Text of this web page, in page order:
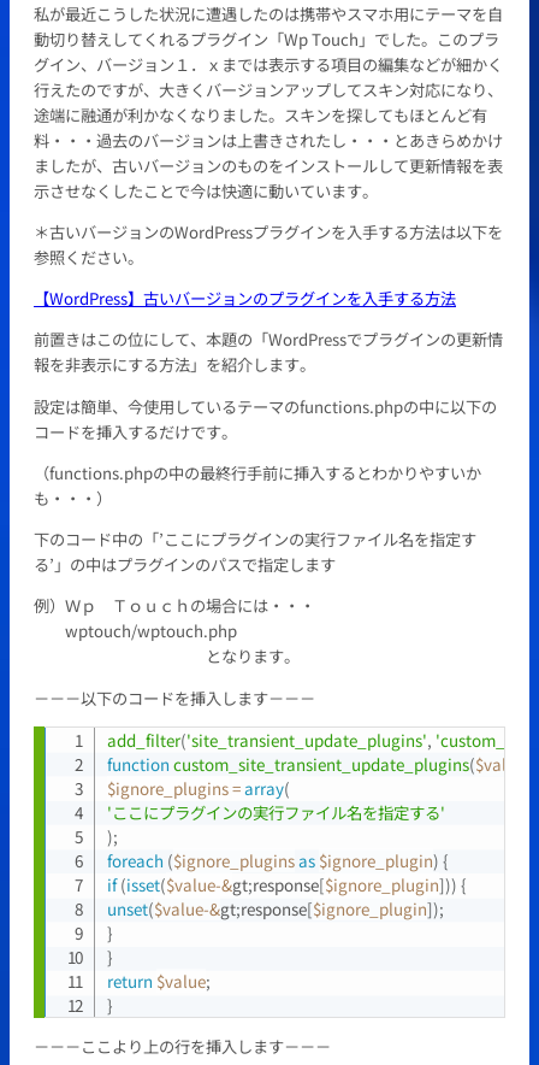
私が最近こうした状況に遭遇したのは携帯やスマホ用にテーマを自
動切り替えしてくれるプラグイン「Wp Touch」でした。このプラ
グイン、バージョン１．ｘまでは表示する項目の編集などが細かく
行えたのですが、大きくバージョンアップしてスキン対応になり、
途端に融通が利かなくなりました。スキンを探してもほとんど有
料・・・過去のバージョンは上書きされたし・・・とあきらめかけ
ましたが、古いバージョンのものをインストールして更新情報を表
示させなくしたことで今は快適に動いています。
＊古いバージョンのWordPressプラグインを入手する方法は以下を
参照ください。
【WordPress】古いバージョンのプラグインを入手する方法
前置きはこの位にして、本題の「WordPressでプラグインの更新情
報を非表示にする方法」を紹介します。
設定は簡単、今使用しているテーマのfunctions.phpの中に以下の
コードを挿入するだけです。
（functions.phpの中の最終行手前に挿入するとわかりやすいか
も・・・）
下のコード中の「’ここにプラグインの実行ファイル名を指定す
る’」の中はプラグインのパスで指定します
例）Ｗｐ Ｔｏｕｃｈの場合には・・・
wptouch/wptouch.php
となります。
－－－以下のコードを挿入します－－－
add_filter('site_transient_update_plugins',
function custom_site_transient_update_plugins($value
$ignore_plugins=array(
'ここにプラグインの実行ファイル名を指定する'
);
foreach ($ignore_pluginsas $ignore_plugin) {
if(isset($value-&gt;response[$ignore_plugin])) {
unset($value-&gt;response[$ignore_plugin]);
}
}
return $value;
}
Copy
－－－ここより上の行を挿入します－－－